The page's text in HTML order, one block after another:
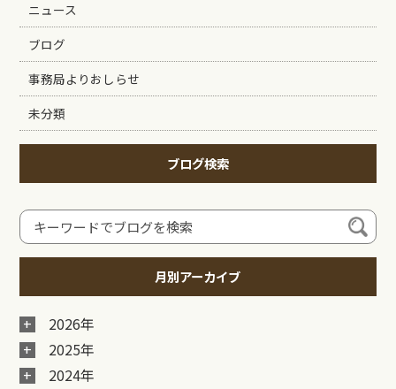
ニュース
ブログ
事務局よりおしらせ
未分類
ブログ検索
月別アーカイブ
2026年
2025年
2024年